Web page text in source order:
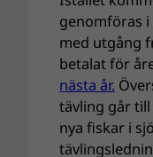
genomföras i
med utgång
betalat för
nästa år.
tävling går
nya fiskar i